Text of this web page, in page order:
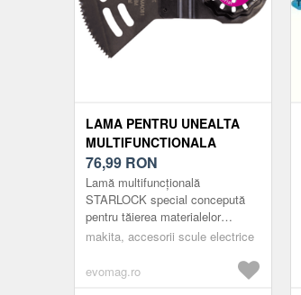
LAMA PENTRU UNEALTA
MULTIFUNCTIONALA
MAKITA B-69777, 53MM
76,99 RON
Lamă multifuncțională
STARLOCK special concepută
pentru tăierea materialelor
precum lemn, placaj, rășină
lamă bim...
makita, accesorii scule electrice
evomag.ro